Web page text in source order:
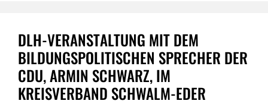
DLH-VERANSTALTUNG MIT DEM
BILDUNGSPOLITISCHEN SPRECHER DER
CDU, ARMIN SCHWARZ, IM
KREISVERBAND SCHWALM-EDER